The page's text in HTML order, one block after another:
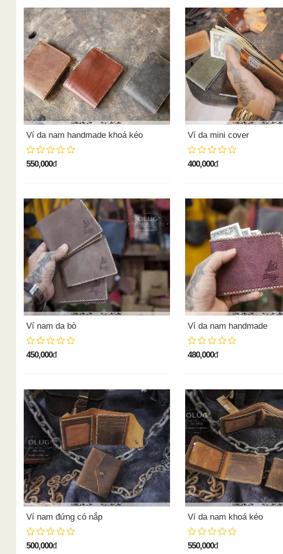
Ví da nam handmade khoá kéo
550,000đ
Ví da mini cover
400,000đ
Ví nam da bò
450,000đ
Ví da nam handmade
480,000đ
Ví nam đứng có nắp
500,000đ
Ví da nam khoá kéo
550,000đ